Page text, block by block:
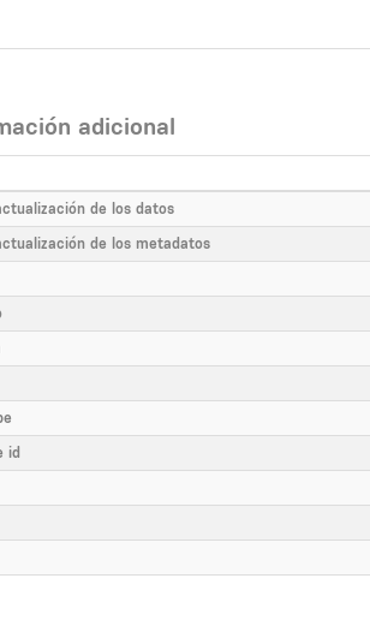
adicional
de los datos
de los metadatos
id